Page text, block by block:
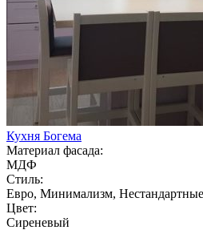
Кухня Богема
Материал фасада:
МДФ
Стиль:
Евро, Минимализм,
Цвет:
Сиреневый